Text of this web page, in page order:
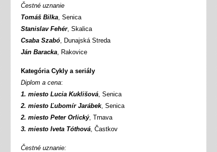
Čestné uznanie
Tomáš Bilka, Senica
Stanislav Fehér, Skalica
Csaba Szabó, Dunajská Streda
Ján Baracka, Rakovice
Kategória Cykly a seriály
Diplom a cena:
1. miesto Lucia Kuklišová, Senica
2. miesto Ľubomír Jarábek, Senica
2. miesto Peter Orlický, Trnava
3. miesto Iveta Tóthová, Častkov
Čestné uznanie: